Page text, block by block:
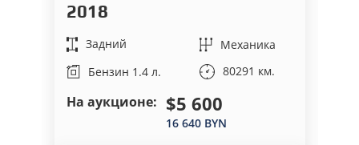
2018
Задний
Механика
Бензин 1.4 л.
80291 км.
На аукционе: $5 600
16 640 BYN